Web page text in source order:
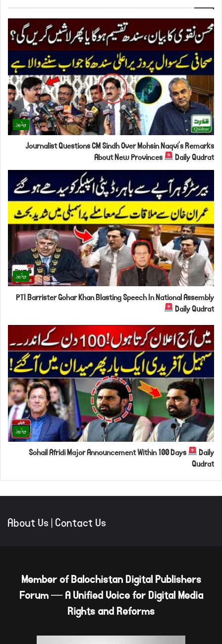
ویڈیوز
Journalist Questions CM Sindh Over Mohsin Naqvi's Remarks
About New Provinces
Daily Qudrat
ویڈیوز
PTI Barrister Gohar Khan Blasting Speech In National Assembly
Daily Qudrat
ویڈیوز
Sohail Afridi Major Announcement Within 100 Days
Daily
Qudrat
About Us|Contact Us
Member of Balochistan Digital Publishers
Forum — A Unified Voice for Digital Media
Rights and Reforms